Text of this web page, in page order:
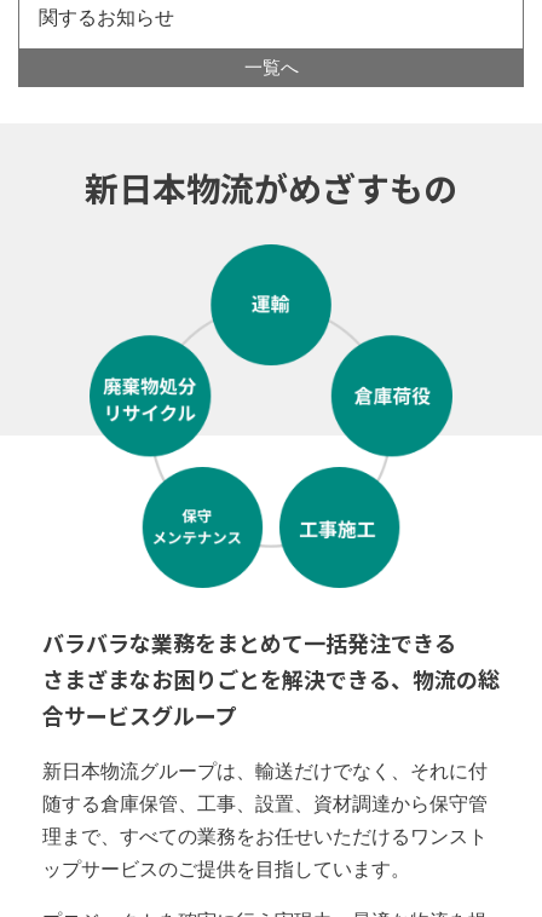
関するお知らせ
一覧へ
新日本物流がめざすもの
バラバラな業務をまとめて一括発注できる
さまざまなお困りごとを解決できる、物流の総
合サービスグループ
新日本物流グループは、輸送だけでなく、それに付
随する倉庫保管、工事、設置、資材調達から保守管
理まで、すべての業務をお任せいただけるワンスト
ップサービスのご提供を目指しています。